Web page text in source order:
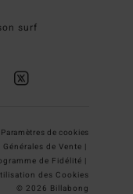
surf
Paramètres de cookies
de Vente |
de Fidélité |
des Cookies
© 2026 Billabong